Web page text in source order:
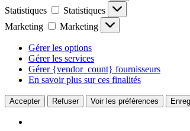
Statistiques
Statistiques
Marketing
Marketing
Gérer les options
Gérer les services
Gérer {vendor_count} fournisseurs
En savoir plus sur ces finalités
Accepter Refuser Voir les préférences